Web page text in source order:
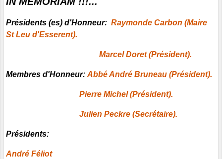
Présidents (es) d'Honneur: Raymonde Carbon (Maire
St Leu d'Esserent).
Marcel Doret (Président).
Membres d'Honneur: Abbé André Bruneau (Président).
Pierre Michel (Président).
Julien Peckre (Secrétaire).
Présidents:
André Féliot